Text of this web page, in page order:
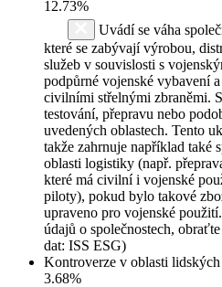
12.73%
Uvádí se váha
které se zabývají výrobou,
služeb v souvislosti s
podpůrné vojenské vybavení
civilními střelnými zbraněmi.
testování, přepravu nebo
uvedených oblastech. Tento
takže zahrnuje například také
oblasti logistiky (např.
které má civilní i vojenské
piloty), pokud bylo takové
upraveno pro vojenské
údajů o společnostech,
dat: ISS ESG)
Kontroverze v oblasti
3.68%